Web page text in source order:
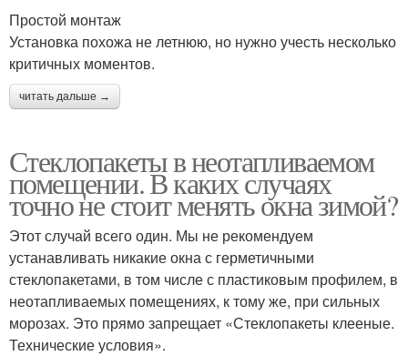
Простой монтаж
Установка похожа не летнюю, но нужно учесть несколько
критичных моментов.
читать дальше →
Стеклопакеты в неотапливаемом
помещении. В каких случаях
точно не стоит менять окна зимой?
Этот случай всего один. Мы не рекомендуем
устанавливать никакие окна с герметичными
стеклопакетами, в том числе с пластиковым профилем, в
неотапливаемых помещениях, к тому же, при сильных
морозах. Это прямо запрещает «Стеклопакеты клееные.
Технические условия».